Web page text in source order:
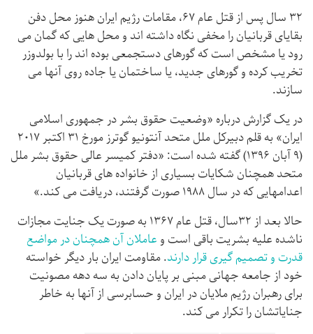
۳۲ سال پس از قتل عام ۶۷، مقامات رژیم ایران هنوز محل دفن
بقایای قربانیان را مخفی نگاه داشته اند و محل هایی که گمان می
رود یا مشخص است که گورهای دستجمعی بوده اند را با بولدوزر
تخریب کرده و گورهای جدید، یا ساختمان یا جاده روی آنها می
سازند.
در یک گزارش درباره «وضعیت حقوق بشر در جمهوری اسلامی
ایران» به قلم دبیرکل ملل متحد آنتونیو گوترز مورخ ۳۱ اکتبر ۲۰۱۷
(۹ آبان ۱۳۹۶) گفته شده است:‌ «دفتر کمیسر عالی حقوق بشر ملل
متحد همچنان شکایات بسیاری از خانواده های قربانیان
اعدامهایی که در سال ۱۹۸۸ صورت گرفتند، دریافت می کند.»
حالا بعد از ۳۲سال، قتل عام ۱۳۶۷ به صورت یک جنایت مجازات
ناشده علیه بشریت باقی است و عاملان آن همچنان در مواضع
قدرت و تصمیم گیری قرار دارند. مقاومت ایران بار دیگر خواسته
خود از جامعه جهانی مبنی بر پایان دادن به سه دهه مصونیت
برای رهبران رژیم ملایان در ایران و حسابرسی از آنها به خاطر
جنایاتشان را تکرار می کند.